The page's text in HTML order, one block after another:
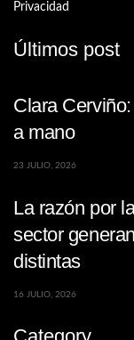
Privacidad
Últimos post
Clara
a mano
23 JULIO, 2026
La razón por
sector
distintas
16 JULIO, 2026